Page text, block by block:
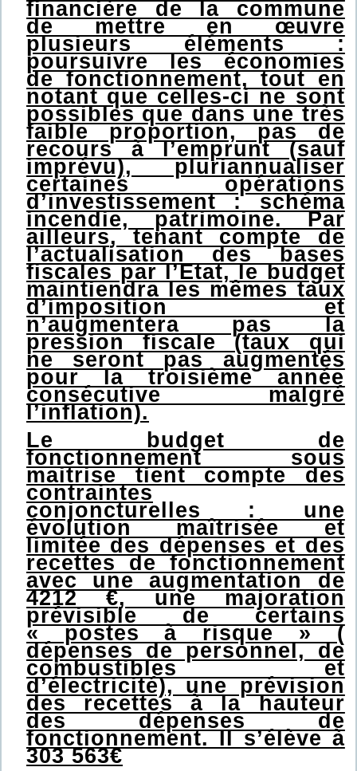
financière de la commune
de mettre en œuvre
plusieurs éléments :
poursuivre les économies
de fonctionnement, tout en
notant que celles-ci ne sont
possibles que dans une très
faible proportion, pas de
recours à l’emprunt (sauf
imprévu), pluriannualiser
certaines opérations
d’investissement : schéma
incendie, patrimoine. Par
ailleurs, tenant compte de
l’actualisation des bases
fiscales par l’Etat, le budget
maintiendra les mêmes taux
d’imposition et
n’augmentera pas la
pression fiscale (taux qui
ne seront pas augmentés
pour la troisième année
consécutive malgré
l’inflation).
Le budget de
fonctionnement sous
maitrise tient compte des
contraintes
conjoncturelles : une
évolution maîtrisée et
limitée des dépenses et des
recettes de fonctionnement
avec une augmentation de
4212 €, une majoration
prévisible de certains
« postes à risque » (
dépenses de personnel, de
combustibles et
d’électricité), une prévision
des recettes à la hauteur
des dépenses de
fonctionnement. Il s’élève à
303 563€